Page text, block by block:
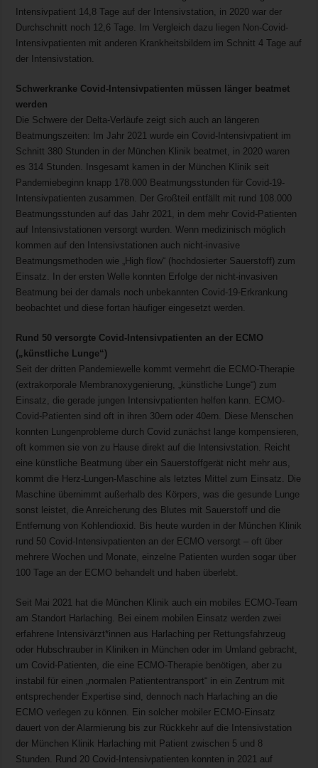
Intensivpatient 14,8 Tage auf der Intensivstation, in 2020 war der
Durchschnitt noch 12,6 Tage. Im Vergleich dazu liegen Non-Covid-
Intensivpatienten mit anderen Krankheitsbildern im Schnitt 4 Tage auf
der Intensivstation.
Schwerkranke Covid-Intensivpatienten müssen länger beatmet
werden
Die Schwere der Delta-Verläufe zeigt sich auch an längeren
Beatmungszeiten: Im Jahr 2021 wurde ein Covid-Intensivpatient im
Schnitt 380 Stunden in der München Klinik beatmet, in 2020 waren
es 314 Stunden. Insgesamt kamen in der München Klinik seit
Pandemiebeginn knapp 178.000 Beatmungsstunden für Covid-19-
Intensivpatienten zusammen. Der Großteil entfällt mit rund 108.000
Beatmungsstunden auf das Jahr 2021, in dem mehr Covid-Patienten
auf Intensivstationen versorgt wurden. Wenn medizinisch möglich
kommen auf den Intensivstationen auch nicht-invasive
Beatmungsmethoden wie „High flow“ (hochdosierter Sauerstoff) zum
Einsatz. In der ersten Welle konnten Erfolge der nicht-invasiven
Beatmung bei der damals noch unbekannten Covid-19-Erkrankung
beobachtet und diese fortan häufiger eingesetzt werden.
Rund 50 versorgte Covid-Intensivpatienten an der ECMO
(„künstliche Lunge“)
Seit der dritten Pandemiewelle kommt vermehrt die ECMO-Therapie
(extrakorporale Membranoxygenierung, „künstliche Lunge“) zum
Einsatz, die gerade jungen Intensivpatienten helfen kann. ECMO-
Covid-Patienten sind oft in ihren 30ern oder 40ern. Diese Menschen
konnten Lungenprobleme durch Covid zunächst lange kompensieren,
oft kommen sie von zu Hause direkt auf die Intensivstation. Reicht
eine künstliche Beatmung über ein Sauerstoffgerät nicht mehr aus,
kommt die Herz-Lungen-Maschine als letztes Mittel zum Einsatz. Die
Maschine übernimmt außerhalb des Körpers, was die gesunde Lunge
sonst leistet, die Anreicherung des Blutes mit Sauerstoff und die
Entfernung von Kohlendioxid. Bis heute wurden in der München Klinik
rund 50 Covid-Intensivpatienten an der ECMO versorgt – oft über
mehrere Wochen und Monate, einzelne Patienten wurden sogar über
100 Tage an der ECMO behandelt und haben überlebt.
Seit Mai 2021 hat die München Klinik auch ein mobiles ECMO-Team
am Standort Harlaching. Bei einem mobilen Einsatz werden zwei
erfahrene Intensivärzt*innen aus Harlaching per Rettungsfahrzeug
oder Hubschrauber in Kliniken in München oder im Umland gebracht,
um Covid-Patienten, die eine ECMO-Therapie benötigen, aber zu
instabil für einen „normalen Patiententransport“ in ein Zentrum mit
entsprechender Expertise sind, dennoch nach Harlaching an die
ECMO verlegen zu können. Ein solcher mobiler ECMO-Einsatz
dauert von der Alarmierung bis zur Rückkehr auf die Intensivstation
der München Klinik Harlaching mit Patient zwischen 5 und 8
Stunden. Rund 20 Covid-Intensivpatienten konnten in 2021 auf